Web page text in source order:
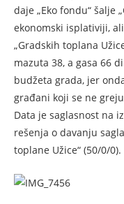
daje „Eko fondu“ šalje
ekonomski isplativiji,
„Gradskih toplana
mazuta 38, a gasa 66
budžeta grada, jer
građani koji se ne
Data je saglasnost na
rešenja o davanju
toplane Užice“ (50/0/0).